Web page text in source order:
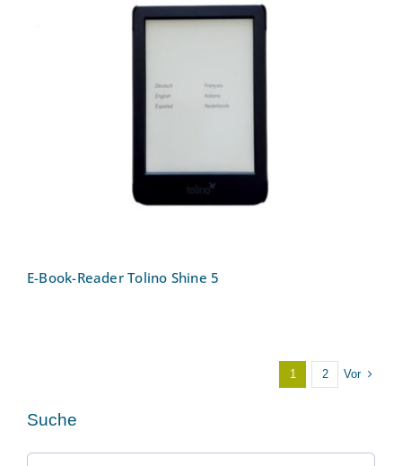
E-Book-Reader Tolino Shine 5
E-Book-Reader Tolino Shine 5
1 2 Vor
Suche